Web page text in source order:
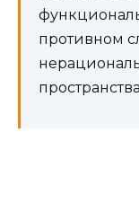
противном